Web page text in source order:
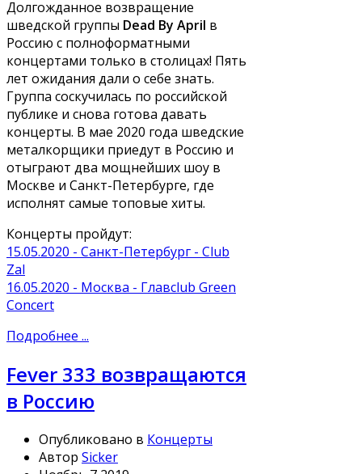
Долгожданное возвращение
шведской группы Dead By April в
Россию с полноформатными
концертами только в столицах! Пять
лет ожидания дали о себе знать.
Группа соскучилась по российской
публике и снова готова давать
концерты. В мае 2020 года шведские
металкорщики приедут в Россию и
отыграют два мощнейших шоу в
Москве и Санкт-Петербурге, где
исполнят самые топовые хиты.
Концерты пройдут:
15.05.2020 - Санкт-Петербург - Club
Zal
16.05.2020 - Москва - Главclub Green
Concert
Подробнее ...
Fever 333 возвращаются
в Россию
Опубликовано в Концерты
Автор Sicker